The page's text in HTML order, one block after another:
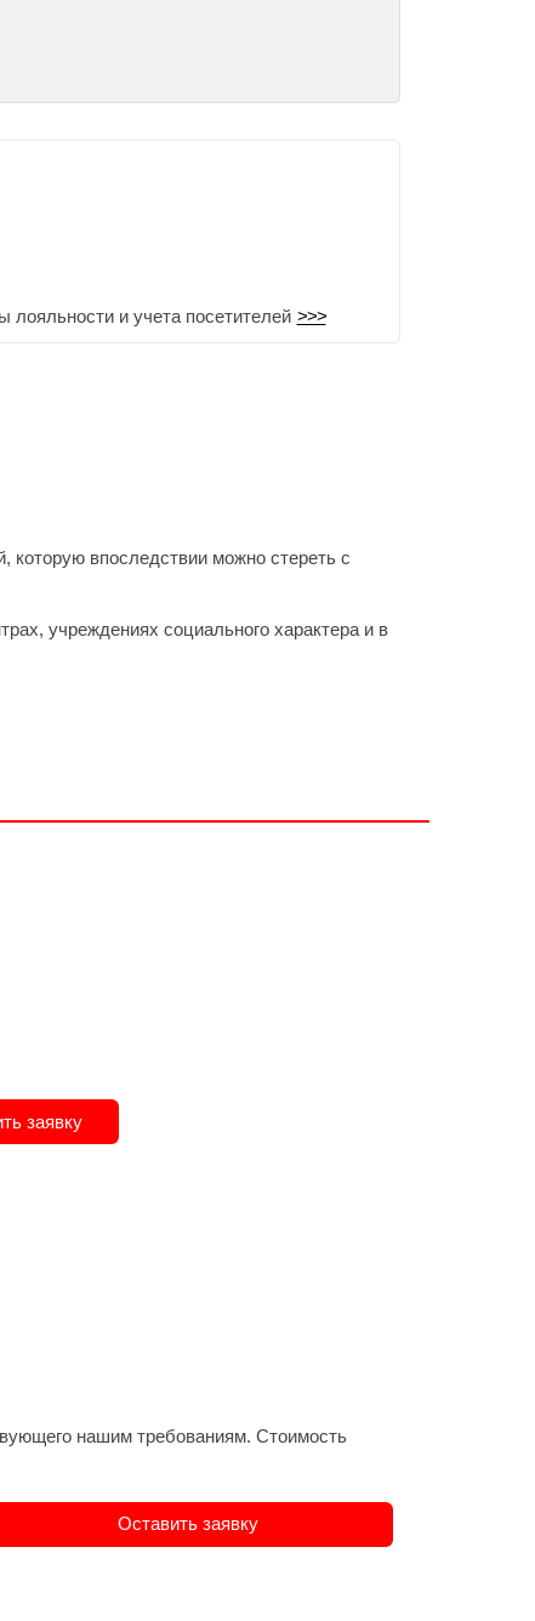
лояльности и учета посетителей >>>
впоследствии можно стереть с
учреждениях социального характера и в
заявку
нашим требованиям. Стоимость
Оставить заявку